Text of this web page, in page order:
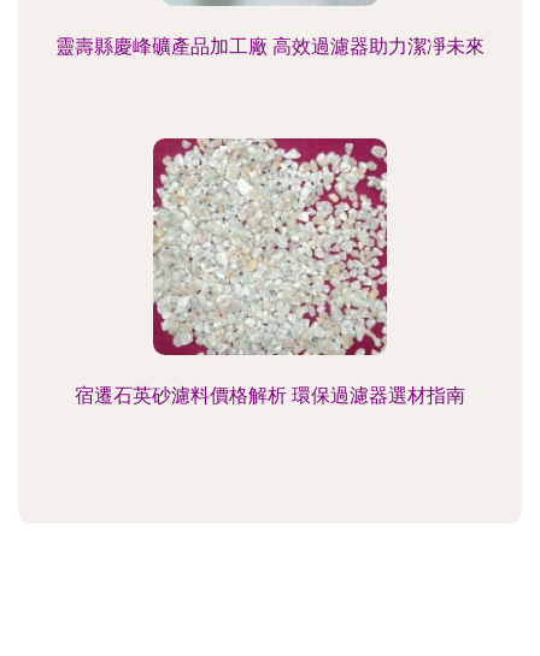
靈壽縣慶峰礦產品加工廠 高效過濾器助力潔凈未來
宿遷石英砂濾料價格解析 環保過濾器選材指南